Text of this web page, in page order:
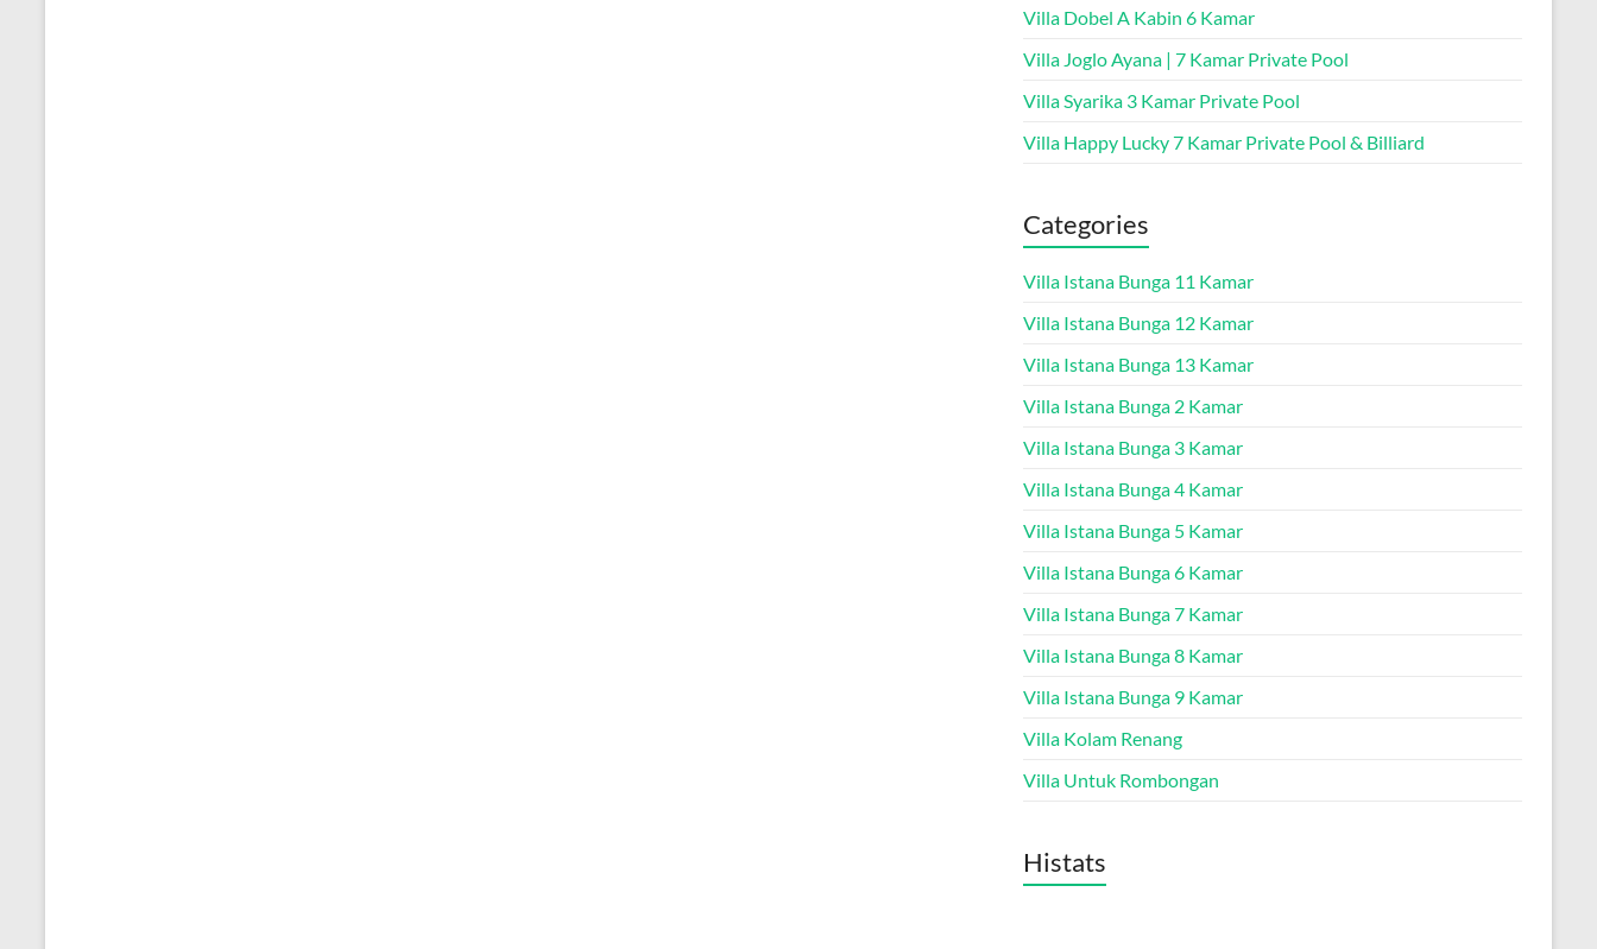
Villa Dobel A Kabin 6 Kamar
Villa Joglo Ayana | 7 Kamar Private Pool
Villa Syarika 3 Kamar Private Pool
Villa Happy Lucky 7 Kamar Private Pool & Billiard
Categories
Villa Istana Bunga 11 Kamar
Villa Istana Bunga 12 Kamar
Villa Istana Bunga 13 Kamar
Villa Istana Bunga 2 Kamar
Villa Istana Bunga 3 Kamar
Villa Istana Bunga 4 Kamar
Villa Istana Bunga 5 Kamar
Villa Istana Bunga 6 Kamar
Villa Istana Bunga 7 Kamar
Villa Istana Bunga 8 Kamar
Villa Istana Bunga 9 Kamar
Villa Kolam Renang
Villa Untuk Rombongan
Histats